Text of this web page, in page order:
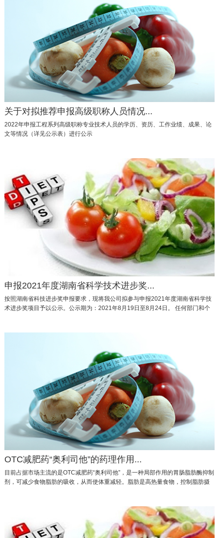
关于对拟推荐申报高级职称人员情况...
2022年申报工程系列高级职称专业技术人员的学历、资历、工作业绩、成果、论
文等情况（详见公示表）进行公示
申报2021年度湖南省科学技术进步奖...
按照湖南省科技进步奖申报要求，现将我公司拟参与申报2021年度湖南省科学技
术进步奖项目予以公示。公示期为：2021年8月19日至8月24日。 任何部门和个
OTC减肥药“奥利司他”的药理作用...
目前占据市场主流的是OTC减肥药“奥利司他”，是一种局部作用的胃肠脂肪酶抑制
剂，可减少食物脂肪的吸收，从而使体重减轻。脂肪是高热量食物，控制脂肪摄